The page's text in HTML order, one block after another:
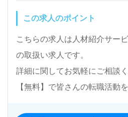
この求人のポイント
こちらの求人は人材紹介サー
の取扱い求人です。
詳細に関してお気軽にご相談
【無料】で皆さんの転職活動